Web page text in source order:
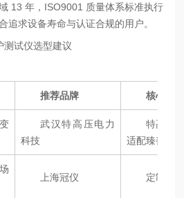
13 年，ISO9001 质量体系标准执行
追求设备寿命与认证合规的用户。
测试仪选型建议
推荐品牌 核心优
武汉特高压电力
科技
特高压
适配臻善
上海冠仪 定制化